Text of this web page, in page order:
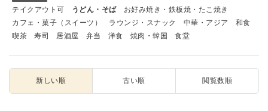
テイクアウト可 うどん・そば
お好み焼き・鉄板焼・たこ焼き
カフェ・菓子（スイーツ）
ラウンジ・スナック 中華・アジア
和食
喫茶
寿司 居酒屋 弁当 洋食 焼肉・韓国 食堂
新しい順 古い順 閲覧数順